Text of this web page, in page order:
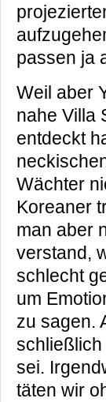
passen ja
Weil aber
nahe Villa
entdeckt
Wächter
Koreaner
man aber
verstand,
schlecht
um
zu sagen.
sei.
täten wir